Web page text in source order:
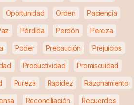
Oportunidad Orden Paciencia
Pérdida Perdón Pereza
Poder Precaución Prejuicios
Productividad Promiscuidad
Pureza Rapidez Razonamiento
Reconciliación Recuerdos